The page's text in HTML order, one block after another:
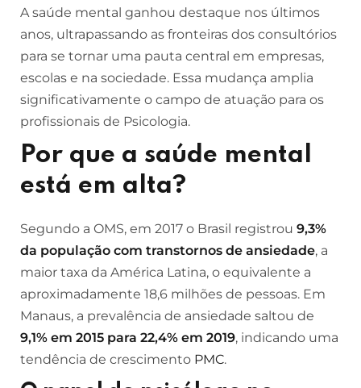
A saúde mental ganhou destaque nos últimos
anos, ultrapassando as fronteiras dos consultórios
para se tornar uma pauta central em empresas,
escolas e na sociedade. Essa mudança amplia
significativamente o campo de atuação para os
profissionais de Psicologia.
Por que a saúde mental
está em alta?
Segundo a OMS, em 2017 o Brasil registrou 9,3%
da população com transtornos de ansiedade, a
maior taxa da América Latina, o equivalente a
aproximadamente 18,6 milhões de pessoas. Em
Manaus, a prevalência de ansiedade saltou de
9,1% em 2015 para 22,4% em 2019, indicando uma
tendência de crescimento PMC.